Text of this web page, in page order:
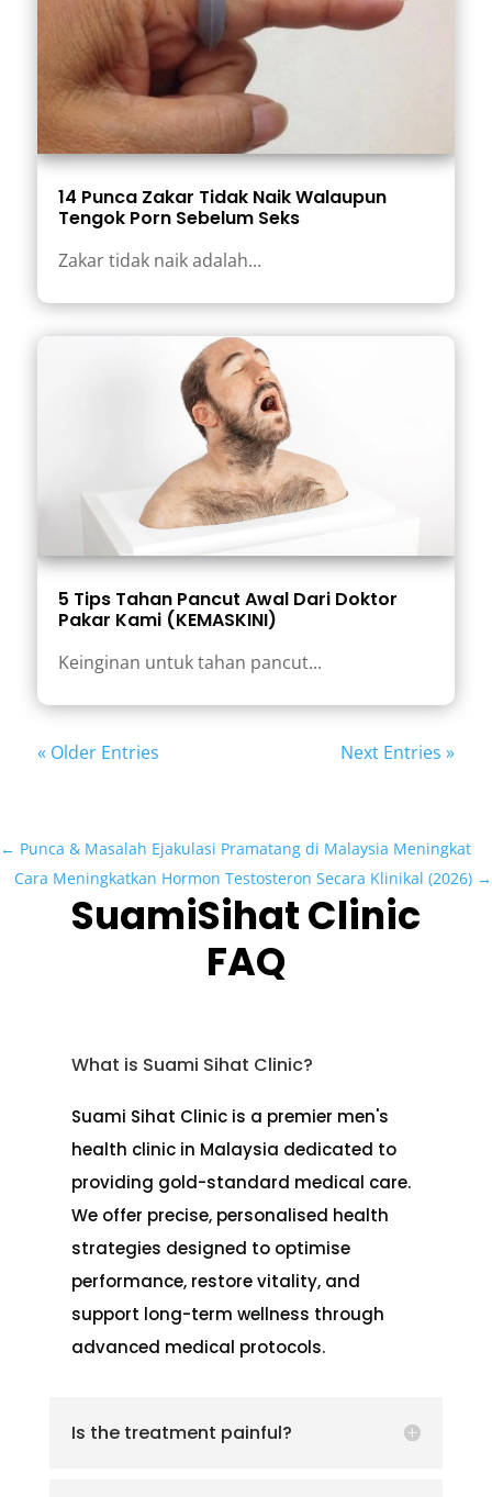
14 Punca Zakar Tidak Naik Walaupun
Tengok Porn Sebelum Seks
Zakar tidak naik adalah...
5 Tips Tahan Pancut Awal Dari Doktor
Pakar Kami (KEMASKINI)
Keinginan untuk tahan pancut...
« Older Entries Next Entries »
← Punca & Masalah Ejakulasi Pramatang di Malaysia Meningkat
Cara Meningkatkan Hormon Testosteron Secara Klinikal (2026) →
SuamiSihat Clinic
FAQ
What is Suami Sihat Clinic?
Suami Sihat Clinic is a premier men's
health clinic in Malaysia dedicated to
providing gold-standard medical care.
We offer precise, personalised health
strategies designed to optimise
performance, restore vitality, and
support long-term wellness through
advanced medical protocols.
Is the treatment painful?